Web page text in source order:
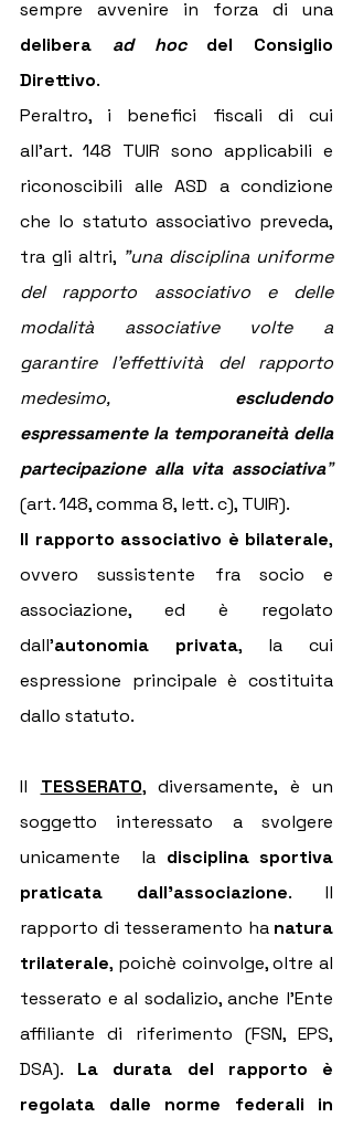
delibera ad hoc del Consiglio
Direttivo.
Peraltro, i benefici fiscali di cui
all'art. 148 TUIR sono applicabili e
riconoscibili alle ASD a condizione
che lo statuto associativo preveda,
tra gli altri, "una disciplina uniforme
del rapporto associativo e delle
modalità associative volte a
garantire l'effettività del rapporto
medesimo, escludendo
espressamente la temporaneità della
partecipazione alla vita associativa"
(art. 148, comma 8, lett. c), TUIR).
Il rapporto associativo è bilaterale,
ovvero sussistente fra socio e
associazione, ed è regolato
dall'autonomia privata, la cui
espressione principale è costituita
dallo statuto.
Il TESSERATO, diversamente, è un
soggetto interessato a svolgere
unicamente  la disciplina sportiva
praticata dall'associazione. Il
rapporto di tesseramento ha natura
trilaterale, poichè coinvolge, oltre al
tesserato e al sodalizio, anche l'Ente
affiliante di riferimento (FSN, EPS,
DSA). La durata del rapporto è
regolata dalle norme federali in